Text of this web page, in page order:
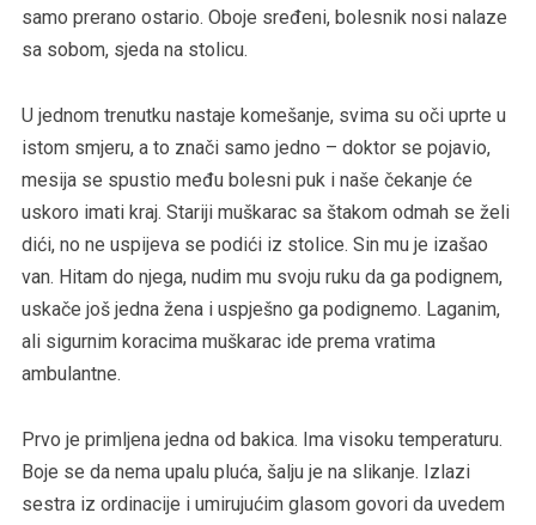
samo prerano ostario. Oboje sređeni, bolesnik nosi nalaze
sa sobom, sjeda na stolicu.
U jednom trenutku nastaje komešanje, svima su oči uprte u
istom smjeru, a to znači samo jedno – doktor se pojavio,
mesija se spustio među bolesni puk i naše čekanje će
uskoro imati kraj. Stariji muškarac sa štakom odmah se želi
dići, no ne uspijeva se podići iz stolice. Sin mu je izašao
van. Hitam do njega, nudim mu svoju ruku da ga podignem,
uskače još jedna žena i uspješno ga podignemo. Laganim,
ali sigurnim koracima muškarac ide prema vratima
ambulantne.
Prvo je primljena jedna od bakica. Ima visoku temperaturu.
Boje se da nema upalu pluća, šalju je na slikanje. Izlazi
sestra iz ordinacije i umirujućim glasom govori da uvedem